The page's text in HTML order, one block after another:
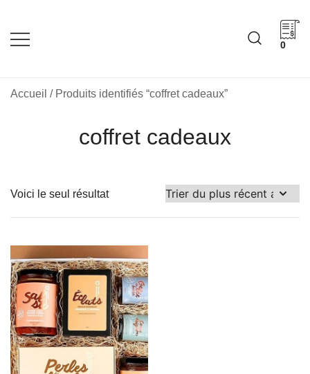
content
0
Accueil / Produits identifiés “coffret cadeaux”
coffret cadeaux
Voici le seul résultat